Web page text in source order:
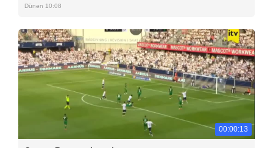
Dünən 10:08
00:00:13